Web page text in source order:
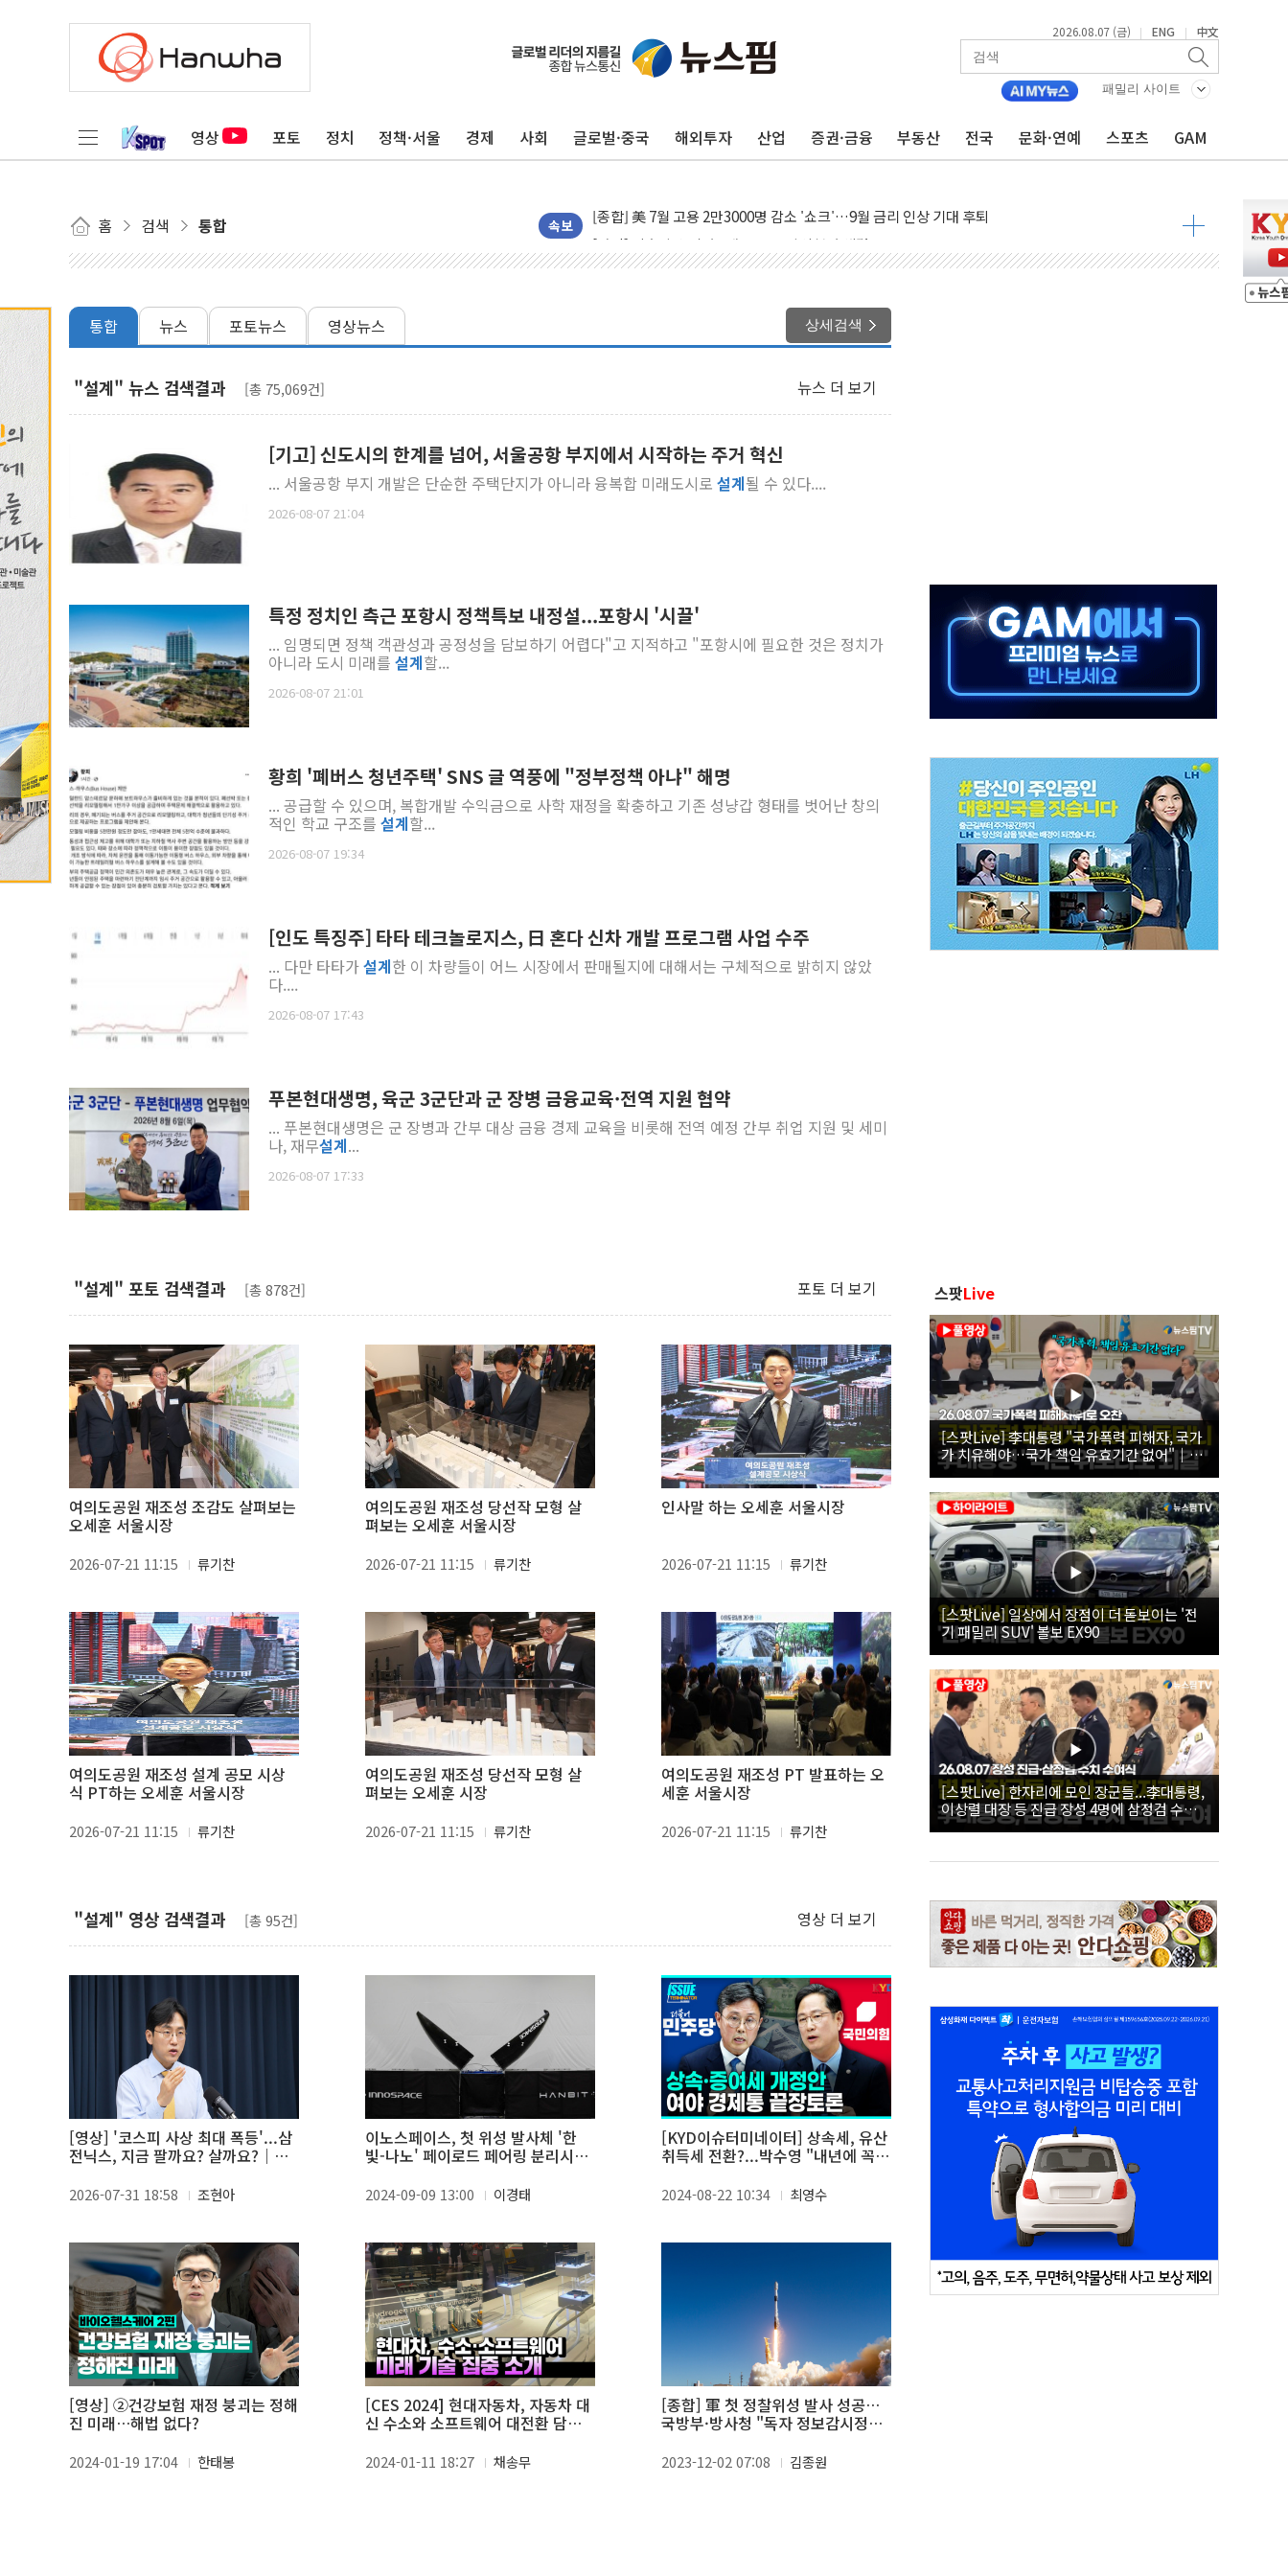
2026.08.07 (금) | ENG | 中文
패밀리 사이트
영상 포토 정치 정책·서울 경제 사회 글로벌·중국 해외투자 산업 증권·금융 부동산 전국 문화·연예 스포츠 GAM
홈 검색 통합 속보
[AI MY 뉴스] 뉴욕 반도체주 프리뷰...美 고용 쇼크에 반도체주 '활짝'
뉴욕증시 프리뷰, 美 고용 쇼크에 금리 인상 우려 후퇴…나스닥 선물 1%대 상승
[사진] 이슬람 수니파 3개국, 공동방위협정 체결
뉴욕증시 개장 전 특징주...아틀라시안·클라우드플레어·태양광주↑ VS 트레이드데스크·웬디스↓
트럼프 "금리 내려야"…파월 때와 달리 워시엔 톤 낮춰
특정 정치인 측근 포항시 정책특보 내정설...포항시 '시끌'
李 대통령, '6시간 마라톤 부동산 2차 회의' 주재… "전폭적 공급 확대·속도전 총력"
[사진] 빈살만과 에르도안의 만남
이란와이어 "이란 최고지도자 위독…곧 사망해도 놀랍지 않아"
폭염 누그러지고 가뭄 숙지나...경북동해안권 8~9일 최대 100mm 호우
사우디·튀르키예·파키스탄, '공동방위협정' 체결… 수니파 국가들의 새 안보 협력 구도
신길동 신축도 3.3㎡당 7250만원…써밋 클라비온 59㎡ 18억원대
용산공원·그린벨트로 또 충돌…반복되는 국토부-서울시 '정책 엇박자'
통합 뉴스 포토뉴스 영상뉴스 상세검색
"설계" 뉴스 검색결과 [총 75,069건] 뉴스 더 보기
[기고] 신도시의 한계를 넘어, 서울공항 부지에서 시작하는 주거 혁신
... 서울공항 부지 개발은 단순한 주택단지가 아니라 융복합 미래도시로 설계될 수 있다....
2026-08-07 21:04
특정 정치인 측근 포항시 정책특보 내정설...포항시 '시끌'
... 임명되면 정책 객관성과 공정성을 담보하기 어렵다"고 지적하고 "포항시에 필요한 것은 정치가
아니라 도시 미래를 설계할...
2026-08-07 21:01
황희 '폐버스 청년주택' SNS 글 역풍에 "정부정책 아냐" 해명
... 공급할 수 있으며, 복합개발 수익금으로 사학 재정을 확충하고 기존 성냥갑 형태를 벗어난 창의
적인 학교 구조를 설계할...
2026-08-07 19:34
[인도 특징주] 타타 테크놀로지스, 日 혼다 신차 개발 프로그램 사업 수주
... 다만 타타가설계한 이 차량들이 어느 시장에서 판매될지에 대해서는 구체적으로 밝히지 않았
다....
2026-08-07 17:43
푸본현대생명, 육군 3군단과 군 장병 금융교육·전역 지원 협약
... 푸본현대생명은 군 장병과 간부 대상 금융 경제 교육을 비롯해 전역 예정 간부 취업 지원 및 세미
나, 재무설계...
2026-08-07 17:33
"설계" 포토 검색결과 [총 878건] 포토 더 보기
여의도공원 재조성 조감도 살펴보는
오세훈 서울시장
2026-07-21 11:15 류기찬
여의도공원 재조성 당선작 모형 살
펴보는 오세훈 서울시장
2026-07-21 11:15 류기찬
인사말 하는 오세훈 서울시장
2026-07-21 11:15 류기찬
여의도공원 재조성 설계 공모 시상
식 PT하는 오세훈 서울시장
2026-07-21 11:15 류기찬
여의도공원 재조성 당선작 모형 살
펴보는 오세훈 시장
2026-07-21 11:15 류기찬
여의도공원 재조성 PT 발표하는 오
세훈 서울시장
2026-07-21 11:15 류기찬
"설계" 영상 검색결과 [총 95건] 영상 더 보기
[영상] '코스피 사상 최대 폭등'...삼
전닉스, 지금 팔까요? 살까요?｜피
2026-07-31 18:58 조현아
이노스페이스, 첫 위성 발사체 '한
빛-나노' 페이로드 페어링 분리시험
2024-09-09 13:00 이경태
[KYD이슈터미네이터] 상속세, 유산
취득세 전환?...박수영 "내년에 꼭
2024-08-22 10:34 최영수
[영상] ②건강보험 재정 붕괴는 정해
진 미래…해법 없다?
2024-01-19 17:04 한태봉
[CES 2024] 현대자동차, 자동차 대
신 수소와 소프트웨어 대전환 담았
2024-01-11 18:27 채송무
[종합] 軍 첫 정찰위성 발사 성공…
국방부·방사청 "독자 정보감시정찰
2023-12-02 07:08 김종원
스팟Live
[스팟Live] 李대통령 "국가폭력 피해자, 국가
가 치유해야…국가 책임 유효기간 없어"｜
26.08.07 국가폭력 피해자 위로 오찬
[스팟Live] 일상에서 장점이 더 돋보이는 '전
기 패밀리 SUV' 볼보 EX90
[스팟Live] 한자리에 모인 장군들...李대통령,
이상렬 대장 등 진급 장성 4명에 삼정검 수치
직접 수여｜26.08.07 장성 진급·삼정검 수치